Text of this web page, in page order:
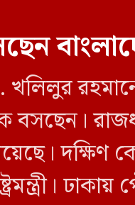
ড. খলিলুর
বসছেন।
দক্ষিণ